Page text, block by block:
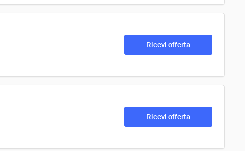
Ricevi offerta
Ricevi offerta